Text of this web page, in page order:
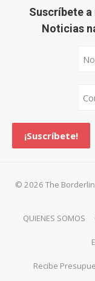
Suscríbete
Noticias
© 2026 The
QUIENES SOMOS
Recibe